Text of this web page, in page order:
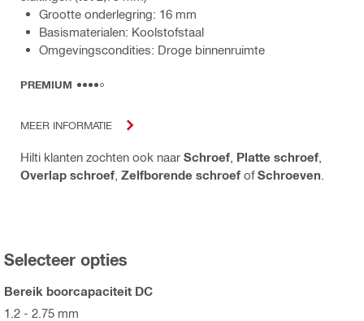
Grootte onderlegring: 16 mm
Basismaterialen: Koolstofstaal
Omgevingscondities: Droge binnenruimte
PREMIUM
MEER INFORMATIE
Hilti klanten zochten ook naar Schroef Platte schroef
Overlap schroef Zelfborende schroef ofSchroeven
Selecteer opties
Bereik boorcapaciteit DC
1.2 - 2.75 mm